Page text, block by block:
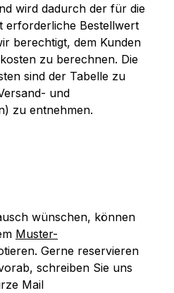
wird dadurch der für die
erforderliche Bestellwert
berechtigt, dem Kunden
zu berechnen. Die
sind der Tabelle zu
und
zu entnehmen.
wünschen, können
Muster-
Gerne reservieren
schreiben Sie uns
Mail